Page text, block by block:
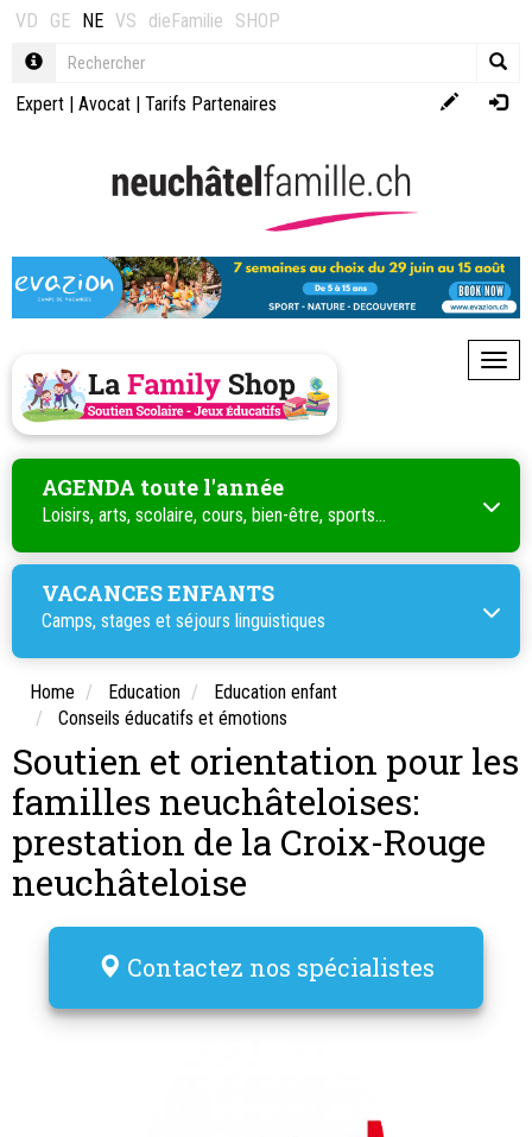
VD GE NE VS dieFamilie SHOP
Expert | Avocat | Tarifs Partenaires
AGENDA toute l'année
Loisirs, arts, scolaire, cours, bien-être, sports...
VACANCES ENFANTS
Camps, stages et séjours linguistiques
Home Education
Education enfant
Conseils éducatifs et émotions
Soutien et orientation pour les
familles neuchâteloises:
prestation de la Croix-Rouge
neuchâteloise
Contactez nos spécialistes